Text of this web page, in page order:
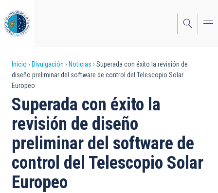
al
contenido
principal
Sobrescribir
enlaces
de
ayuda
a
la
navegación
Inicio Divulgación Noticias
Superada con éxito la revisión de
diseño preliminar del software de control del Telescopio Solar
Europeo
Superada con éxito la
revisión de diseño
preliminar del software de
control del Telescopio Solar
Europeo